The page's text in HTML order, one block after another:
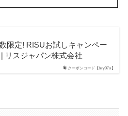
クーポンコード【bry07a】
限定! RISUお試しキャンペー
| リスジャパン株式会社